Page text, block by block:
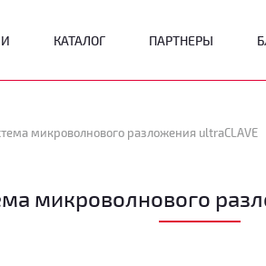
КАТАЛОГ ПАРТНЕРЫ
микроволнового разложения ultraCLAVE
микроволнового